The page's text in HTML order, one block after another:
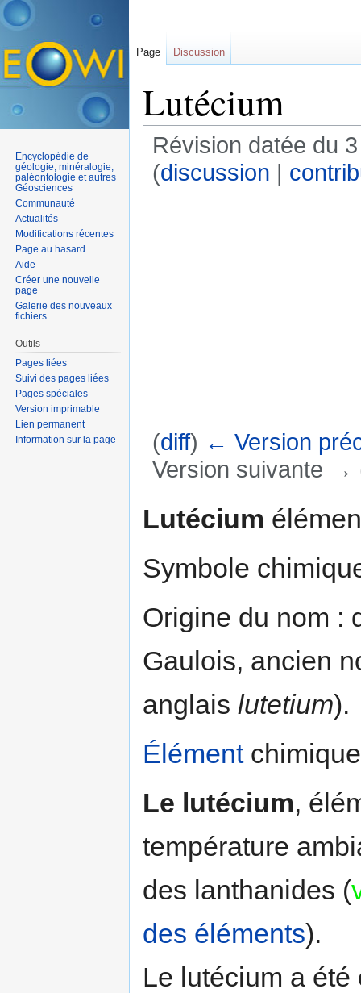
Lutécium
Révision datée du
(discussion |
(diff) ← Version
Version suivante →
Lutécium
Symbole
Origine du nom :
Gaulois, ancien
anglais lutetium).
Élément
Le lutécium,
température
des lanthanides (
des éléments).
Le lutécium a
Page Discussion
Encyclopédie de
géologie, minéralogie,
paléontologie et autres
Géosciences
Communauté
Actualités
Modifications récentes
Page au hasard
Aide
Créer une nouvelle
page
Galerie des nouveaux
fichiers
Outils
Pages liées
Suivi des pages liées
Pages spéciales
Version imprimable
Lien permanent
Information sur la page